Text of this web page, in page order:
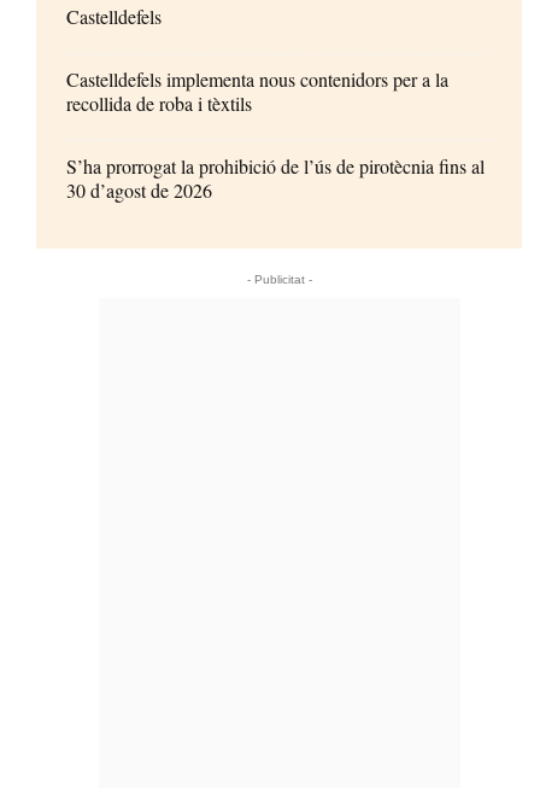
Castelldefels
Castelldefels implementa nous contenidors per a la
recollida de roba i tèxtils
S’ha prorrogat la prohibició de l’ús de pirotècnia fins al
30 d’agost de 2026
- Publicitat -